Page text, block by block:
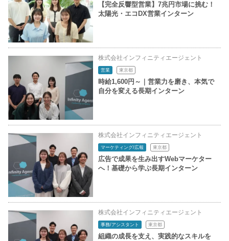
【完全反響型営業】7兆円市場に挑む！
太陽光・エコDX営業インターン
株式会社インフィニティエージェント
営業 東京都
時給1,600円～｜営業力を磨き、本気で
自分を変える長期インターン
株式会社インフィニティエージェント
マーケティング/広報 東京都
広告で成果を生み出すWebマーケター
へ！基礎から学ぶ長期インターン
株式会社インフィニティエージェント
事務/アシスタント 東京都
組織の成長を支え、実践的なスキルを